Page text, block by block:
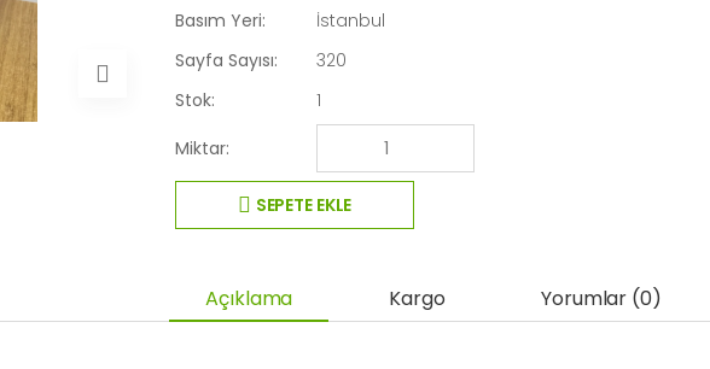
Basım Yeri:
İstanbul
Sayfa Sayısı:
320
Stok:
1
Miktar:
SEPETE EKLE
Açıklama Kargo Yorumlar (0)